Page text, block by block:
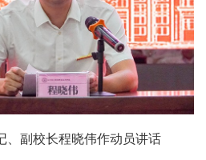
、副校长程晓伟作动员讲话